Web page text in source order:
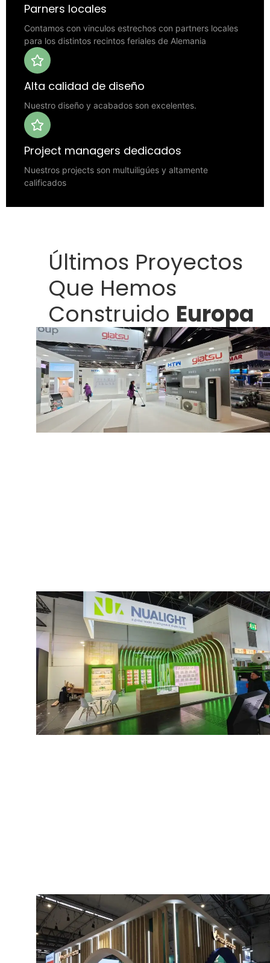
Parners locales
Contamos con vinculos estrechos con partners locales
para los distintos recintos feriales de Alemania
Alta calidad de diseño
Nuestro diseño y acabados son excelentes.
Project managers dedicados
Nuestros projects son multuiligúes y altamente
calificados
Últimos Proyectos
Que Hemos
Construido Europa